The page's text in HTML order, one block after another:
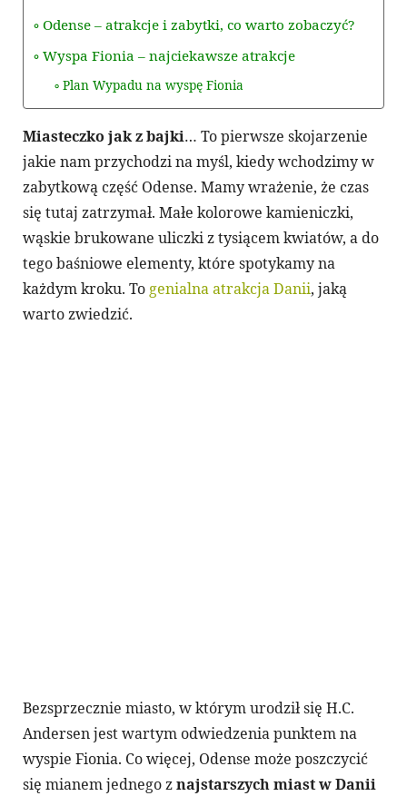
Odense – atrakcje i zabytki, co warto zobaczyć?
Wyspa Fionia – najciekawsze atrakcje
Plan Wypadu na wyspę Fionia
Miasteczko jak z bajki… To pierwsze skojarzenie
jakie nam przychodzi na myśl, kiedy wchodzimy w
zabytkową część Odense. Mamy wrażenie, że czas
się tutaj zatrzymał. Małe kolorowe kamieniczki,
wąskie brukowane uliczki z tysiącem kwiatów, a do
tego baśniowe elementy, które spotykamy na
każdym kroku. Togenialna atrakcja Danii, jaką
warto zwiedzić.
Bezsprzecznie miasto, w którym urodził się H.C.
Andersen jest wartym odwiedzenia punktem na
wyspie Fionia. Co więcej, Odense może poszczycić
się mianem jednego znajstarszych miast w Danii